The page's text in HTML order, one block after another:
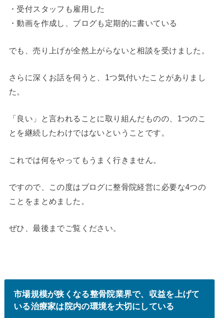
・受付スタッフも雇用した
・動画を作成し、ブログも定期的に書いている
でも、売り上げが全然上がらないと相談を受けました。
さらに深くお話を伺うと、1つ気付いたことがありまし
た。
「良い」と言われることに取り組んだものの、1つのこ
とを継続したわけではないということです。
これでは何をやってもうまく行きません。
ですので、この度はブログに整骨院経営に必要な4つの
ことをまとめました。
ぜひ、最後までご覧ください。
市場規模が狭くなる整骨院業界で、収益を上げて
いる治療家は院内の環境を大切にしている